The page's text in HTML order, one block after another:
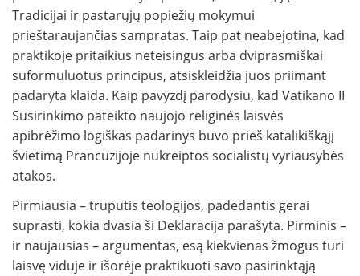
Tradicijai ir pastarųjų popiežių mokymui
prieštaraujančias sampratas. Taip pat neabejotina, kad
praktikoje pritaikius neteisingus arba dviprasmiškai
suformuluotus principus, atsiskleidžia juos priimant
padaryta klaida. Kaip pavyzdį parodysiu, kad Vatikano II
Susirinkimo pateikto naujojo religinės laisvės
apibrėžimo logiškas padarinys buvo prieš katalikiškąjį
švietimą Prancūzijoje nukreiptos socialistų vyriausybės
atakos.
Pirmiausia – truputis teologijos, padedantis gerai
suprasti, kokia dvasia ši Deklaracija parašyta. Pirminis –
ir naujausias – argumentas, esą kiekvienas žmogus turi
laisvę viduje ir išorėje praktikuoti savo pasirinktąją